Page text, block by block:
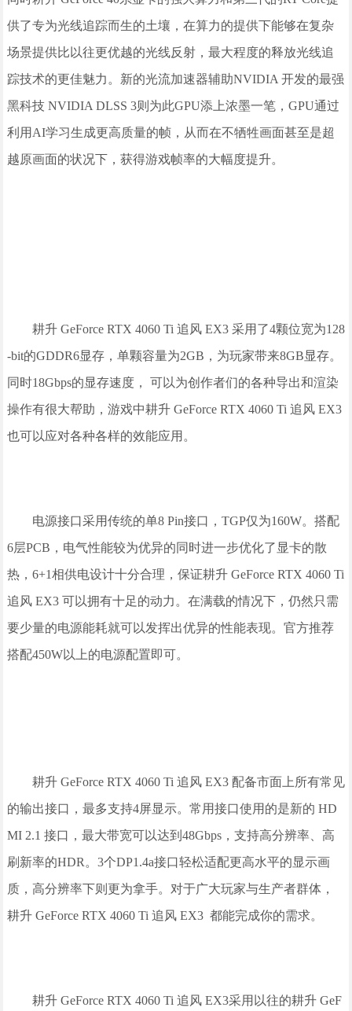
供了专为光线追踪而生的土壤，在算力的提供下能够在复杂
场景提供比以往更优越的光线反射，最大程度的释放光线追
踪技术的更佳魅力。新的光流加速器辅助NVIDIA 开发的最强
黑科技 NVIDIA DLSS 3则为此GPU添上浓墨一笔，GPU通过
利用AI学习生成更高质量的帧，从而在不牺牲画面甚至是超
越原画面的状况下，获得游戏帧率的大幅度提升。
耕升 GeForce RTX 4060 Ti 追风 EX3 采用了4颗位宽为128
-bit的GDDR6显存，单颗容量为2GB，为玩家带来8GB显存。
同时18Gbps的显存速度， 可以为创作者们的各种导出和渲染
操作有很大帮助，游戏中耕升 GeForce RTX 4060 Ti 追风 EX3
也可以应对各种各样的效能应用。
电源接口采用传统的单8 Pin接口，TGP仅为160W。搭配
6层PCB，电气性能较为优异的同时进一步优化了显卡的散
热，6+1相供电设计十分合理，保证耕升 GeForce RTX 4060 Ti
追风 EX3 可以拥有十足的动力。在满载的情况下，仍然只需
要少量的电源能耗就可以发挥出优异的性能表现。官方推荐
搭配450W以上的电源配置即可。
耕升 GeForce RTX 4060 Ti 追风 EX3 配备市面上所有常见
的输出接口，最多支持4屏显示。常用接口使用的是新的 HD
MI 2.1 接口，最大带宽可以达到48Gbps，支持高分辨率、高
刷新率的HDR。3个DP1.4a接口轻松适配更高水平的显示画
质，高分辨率下则更为拿手。对于广大玩家与生产者群体，
耕升 GeForce RTX 4060 Ti 追风 EX3 都能完成你的需求。
耕升 GeForce RTX 4060 Ti 追风 EX3采用以往的耕升 GeF